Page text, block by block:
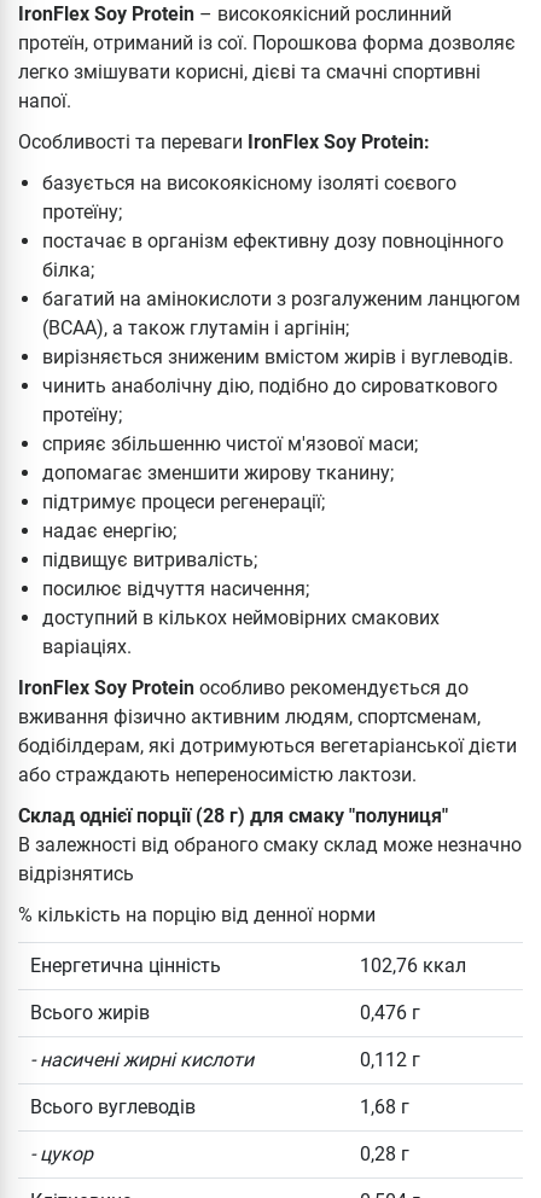
IronFlex Soy Protein – високоякісний рослинний
протеїн, отриманий із сої. Порошкова форма дозволяє
легко змішувати корисні, дієві та смачні спортивні
напої.
Особливості та переваги IronFlex Soy Protein:
базується на високоякісному ізоляті соєвого
протеїну;
постачає в організм ефективну дозу повноцінного
білка;
багатий на амінокислоти з розгалуженим ланцюгом
(BCAA), а також глутамін і аргінін;
вирізняється зниженим вмістом жирів і вуглеводів.
чинить анаболічну дію, подібно до сироваткового
протеїну;
сприяє збільшенню чистої м'язової маси;
допомагає зменшити жирову тканину;
підтримує процеси регенерації;
надає енергію;
підвищує витривалість;
посилює відчуття насичення;
доступний в кількох неймовірних смакових
варіаціях.
IronFlex Soy Protein особливо рекомендується до
вживання фізично активним людям, спортсменам,
бодібілдерам, які дотримуються вегетаріанської дієти
або страждають непереносимістю лактози.
Склад однієї порції (28 г) для смаку "полуниця"
В залежності від обраного смаку склад може незначно
відрізнятись
% кількість на порцію від денної норми
Енергетична цінність 102,76 ккал
Всього жирів 0,476 г
- насичені жирні кислоти 0,112 г
Всього вуглеводів 1,68 г
- цукор 0,28 г